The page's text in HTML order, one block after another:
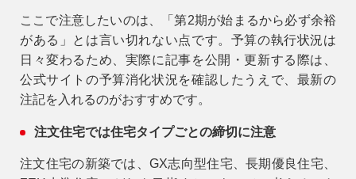
ここで注意したいのは、「第2期が始まるから必ず余裕
がある」とは言い切れない点です。予算の執行状況は
日々変わるため、実際に記事を公開・更新する際は、
公式サイトの予算消化状況を確認したうえで、最新の
注記を入れるのがおすすめです。
注文住宅では住宅タイプごとの締切に注意
注文住宅の新築では、GX志向型住宅、長期優良住宅、